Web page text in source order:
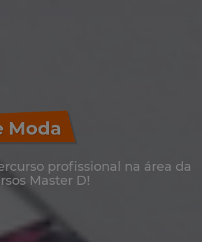
Moda
profissional na área da
Master D!